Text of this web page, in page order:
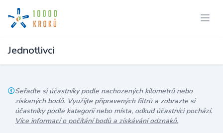
Jednotlivci
Seřaďte si účastníky podle nachozených kilometrů nebo
získaných bodů. Využijte připravených filtrů a zobrazte si
účastníky podle kategorií nebo místa, odkud účastníci pochází.
Více informací o počítání bodů a získávání odznaků.